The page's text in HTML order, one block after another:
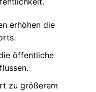
erhöhen die
öffentliche
zu größerem